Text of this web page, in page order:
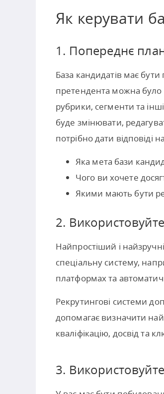
Як керувати
1. Попереднє
База кандидатів має
претендента можна було
рубрики, сегменти та
буде змінювати,
потрібно дати відповіді
Яка мета бази
Чого ви хочете
Якими мають бути
2.
Найпростіший і
спеціальну систему,
платформах та
Рекрутингові системи
допомагає визначити
кваліфікацію, досвід та
3.